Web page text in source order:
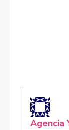
Agencia